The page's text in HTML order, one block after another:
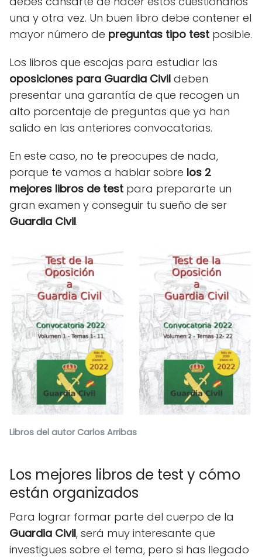
una y otra vez. Un buen libro debe contener el
mayor número de preguntas tipo test posible.
Los libros que escojas para estudiar las
oposiciones para Guardia Civil deben
presentar una garantía de que recogen un
alto porcentaje de preguntas que ya han
salido en las anteriores convocatorias.
En este caso, no te preocupes de nada,
porque te vamos a hablar sobre los 2
mejores libros de test para prepararte un
gran examen y conseguir tu sueño de ser
Guardia Civil.
Libros del autor Carlos Arribas
Los mejores libros de test y cómo
están organizados
Para lograr formar parte del cuerpo de la
Guardia Civil, será muy interesante que
investigues sobre el tema, pero si has llegado